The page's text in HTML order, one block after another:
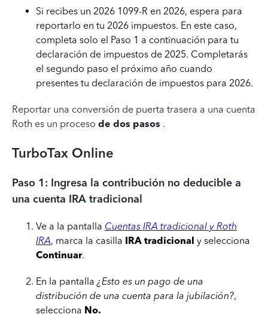
Si recibes un 2026 1099-R en 2026, espera para
reportarlo en tu 2026 impuestos. En este caso,
completa solo el Paso 1 a continuación para tu
declaración de impuestos de 2025. Completarás
el segundo paso el próximo año cuando
presentes tu declaración de impuestos para 2026.
Reportar una conversión de puerta trasera a una cuenta
Roth es un proceso de dos pasos .
TurboTax Online
Paso 1: Ingresa la contribución no deducible a
una cuenta IRA tradicional
Ve a la pantalla Cuentas IRA tradicional y Roth
IRA, marca la casilla IRA tradicional y selecciona
Continuar.
En la pantalla ¿Esto es un pago de una
distribución de una cuenta para la jubilación?,
selecciona No.